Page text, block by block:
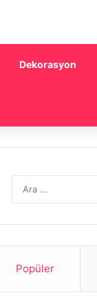
Dekorasyon
Popüler